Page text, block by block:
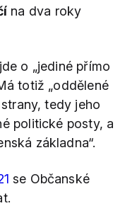
na dva roky
jde o „jediné přímo
totiž „oddělené
tedy jeho
politické posty, a
základna“.
se Občanské